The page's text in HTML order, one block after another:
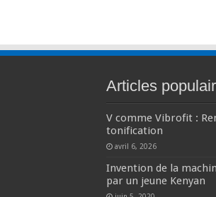
Articles
V comme Vibrofit :
tonification
avril 6, 2026
Invention de la
par un jeune Kenyan